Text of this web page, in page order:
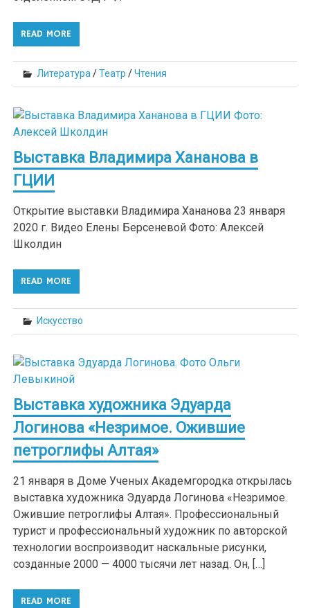
READ MORE
Литература/Театр /Чтения
Выставка Владимира Хананова в
ГЦИИ
Открытие выставки Владимира Хананова 23 января
2020 г. Видео Елены Берсеневой Фото: Алексей
Школдин
READ MORE
Искусство
Выставка художника Эдуарда
Логинова «Незримое. Ожившие
петроглифы Алтая»
21 января в Доме Ученых Академгородка открылась
выставка художника Эдуарда Логинова «Незримое.
Ожившие петроглифы Алтая». Профессиональный
турист и профессиональный художник по авторской
технологии воспроизводит наскальные рисунки,
созданные 2000 — 4000 тысячи лет назад. Он, […]
READ MORE